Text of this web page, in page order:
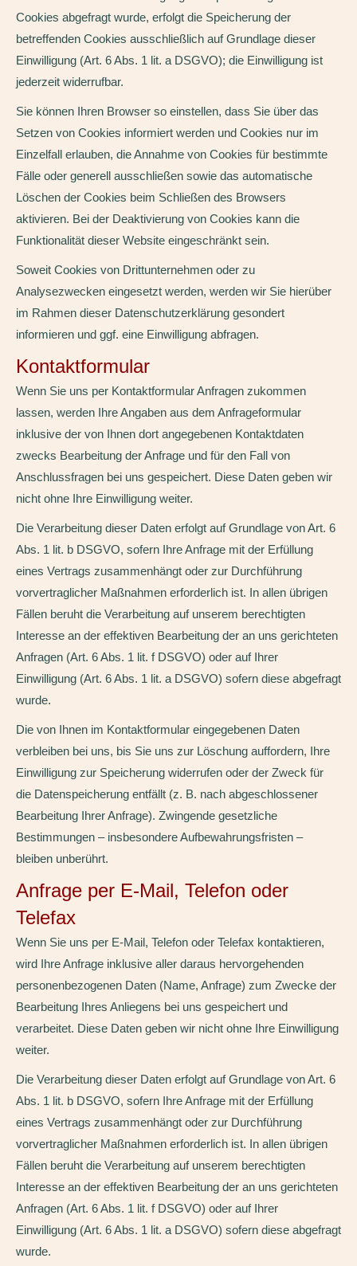
Cookies abgefragt wurde, erfolgt die Speicherung der
betreffenden Cookies ausschließlich auf Grundlage dieser
Einwilligung (Art. 6 Abs. 1 lit. a DSGVO); die Einwilligung ist
jederzeit widerrufbar.
Sie können Ihren Browser so einstellen, dass Sie über das
Setzen von Cookies informiert werden und Cookies nur im
Einzelfall erlauben, die Annahme von Cookies für bestimmte
Fälle oder generell ausschließen sowie das automatische
Löschen der Cookies beim Schließen des Browsers
aktivieren. Bei der Deaktivierung von Cookies kann die
Funktionalität dieser Website eingeschränkt sein.
Soweit Cookies von Drittunternehmen oder zu
Analysezwecken eingesetzt werden, werden wir Sie hierüber
im Rahmen dieser Datenschutzerklärung gesondert
informieren und ggf. eine Einwilligung abfragen.
Kontaktformular
Wenn Sie uns per Kontaktformular Anfragen zukommen
lassen, werden Ihre Angaben aus dem Anfrageformular
inklusive der von Ihnen dort angegebenen Kontaktdaten
zwecks Bearbeitung der Anfrage und für den Fall von
Anschlussfragen bei uns gespeichert. Diese Daten geben wir
nicht ohne Ihre Einwilligung weiter.
Die Verarbeitung dieser Daten erfolgt auf Grundlage von Art. 6
Abs. 1 lit. b DSGVO, sofern Ihre Anfrage mit der Erfüllung
eines Vertrags zusammenhängt oder zur Durchführung
vorvertraglicher Maßnahmen erforderlich ist. In allen übrigen
Fällen beruht die Verarbeitung auf unserem berechtigten
Interesse an der effektiven Bearbeitung der an uns gerichteten
Anfragen (Art. 6 Abs. 1 lit. f DSGVO) oder auf Ihrer
Einwilligung (Art. 6 Abs. 1 lit. a DSGVO) sofern diese abgefragt
wurde.
Die von Ihnen im Kontaktformular eingegebenen Daten
verbleiben bei uns, bis Sie uns zur Löschung auffordern, Ihre
Einwilligung zur Speicherung widerrufen oder der Zweck für
die Datenspeicherung entfällt (z. B. nach abgeschlossener
Bearbeitung Ihrer Anfrage). Zwingende gesetzliche
Bestimmungen – insbesondere Aufbewahrungsfristen –
bleiben unberührt.
Anfrage per E-Mail, Telefon oder
Telefax
Wenn Sie uns per E-Mail, Telefon oder Telefax kontaktieren,
wird Ihre Anfrage inklusive aller daraus hervorgehenden
personenbezogenen Daten (Name, Anfrage) zum Zwecke der
Bearbeitung Ihres Anliegens bei uns gespeichert und
verarbeitet. Diese Daten geben wir nicht ohne Ihre Einwilligung
weiter.
Die Verarbeitung dieser Daten erfolgt auf Grundlage von Art. 6
Abs. 1 lit. b DSGVO, sofern Ihre Anfrage mit der Erfüllung
eines Vertrags zusammenhängt oder zur Durchführung
vorvertraglicher Maßnahmen erforderlich ist. In allen übrigen
Fällen beruht die Verarbeitung auf unserem berechtigten
Interesse an der effektiven Bearbeitung der an uns gerichteten
Anfragen (Art. 6 Abs. 1 lit. f DSGVO) oder auf Ihrer
Einwilligung (Art. 6 Abs. 1 lit. a DSGVO) sofern diese abgefragt
wurde.